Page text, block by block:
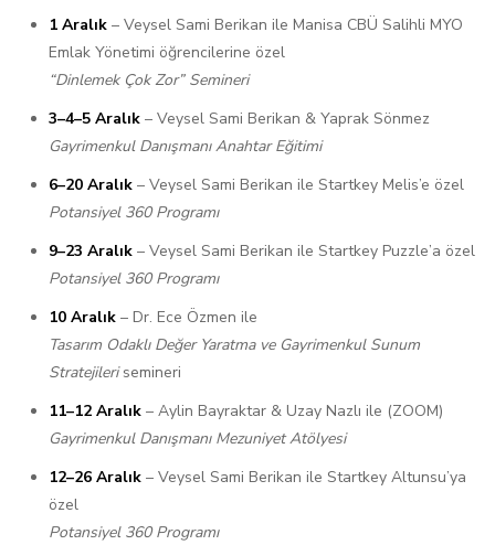
1 Aralık – Veysel Sami Berikan ile Manisa CBÜ Salihli MYO
Emlak Yönetimi öğrencilerine özel
“Dinlemek Çok Zor” Semineri
3–4–5 Aralık – Veysel Sami Berikan & Yaprak Sönmez
Gayrimenkul Danışmanı Anahtar Eğitimi
6–20 Aralık – Veysel Sami Berikan ile Startkey Melis’e özel
Potansiyel 360 Programı
9–23 Aralık – Veysel Sami Berikan ile Startkey Puzzle’a özel
Potansiyel 360 Programı
10 Aralık – Dr. Ece Özmen ile
Tasarım Odaklı Değer Yaratma ve Gayrimenkul Sunum
Stratejilerisemineri
11–12 Aralık – Aylin Bayraktar & Uzay Nazlı ile (ZOOM)
Gayrimenkul Danışmanı Mezuniyet Atölyesi
12–26 Aralık – Veysel Sami Berikan ile Startkey Altunsu’ya
özel
Potansiyel 360 Programı